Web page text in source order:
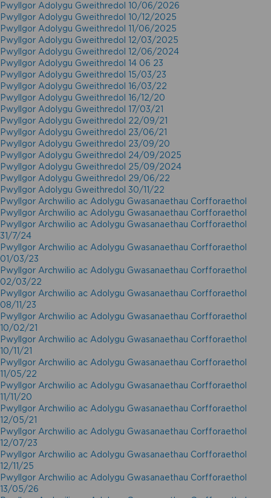
Pwyllgor Adolygu Gweithredol 10/06/2026
Pwyllgor Adolygu Gweithredol 10/12/2025
Pwyllgor Adolygu Gweithredol 11/06/2025
Pwyllgor Adolygu Gweithredol 12/03/2025
Pwyllgor Adolygu Gweithredol 12/06/2024
Pwyllgor Adolygu Gweithredol 14 06 23
Pwyllgor Adolygu Gweithredol 15/03/23
Pwyllgor Adolygu Gweithredol 16/03/22
Pwyllgor Adolygu Gweithredol 16/12/20
Pwyllgor Adolygu Gweithredol 17/03/21
Pwyllgor Adolygu Gweithredol 22/09/21
Pwyllgor Adolygu Gweithredol 23/06/21
Pwyllgor Adolygu Gweithredol 23/09/20
Pwyllgor Adolygu Gweithredol 24/09/2025
Pwyllgor Adolygu Gweithredol 25/09/2024
Pwyllgor Adolygu Gweithredol 29/06/22
Pwyllgor Adolygu Gweithredol 30/11/22
Pwyllgor Archwilio ac Adolygu Gwasanaethau Corfforaethol
Pwyllgor Archwilio ac Adolygu Gwasanaethau Corfforaethol
Pwyllgor Archwilio ac Adolygu Gwasanaethau Corfforaethol
31/7/24
Pwyllgor Archwilio ac Adolygu Gwasanaethau Corfforaethol
01/03/23
Pwyllgor Archwilio ac Adolygu Gwasanaethau Corfforaethol
02/03/22
Pwyllgor Archwilio ac Adolygu Gwasanaethau Corfforaethol
08/11/23
Pwyllgor Archwilio ac Adolygu Gwasanaethau Corfforaethol
10/02/21
Pwyllgor Archwilio ac Adolygu Gwasanaethau Corfforaethol
10/11/21
Pwyllgor Archwilio ac Adolygu Gwasanaethau Corfforaethol
11/05/22
Pwyllgor Archwilio ac Adolygu Gwasanaethau Corfforaethol
11/11/20
Pwyllgor Archwilio ac Adolygu Gwasanaethau Corfforaethol
12/05/21
Pwyllgor Archwilio ac Adolygu Gwasanaethau Corfforaethol
12/07/23
Pwyllgor Archwilio ac Adolygu Gwasanaethau Corfforaethol
12/11/25
Pwyllgor Archwilio ac Adolygu Gwasanaethau Corfforaethol
13/05/26